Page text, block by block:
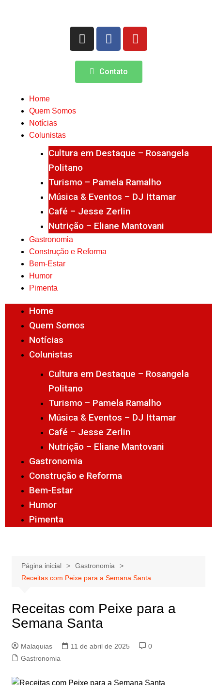
Contato
Home
Quem Somos
Notícias
Colunistas
Cultura em Destaque – Rosangela
Politano
Turismo – Pamela Ramalho
Música & Eventos – DJ Ittamar
Café – Jesse Zerlin
Nutrição – Eliane Mantovani
Gastronomia
Construção e Reforma
Bem-Estar
Humor
Pimenta
Home
Quem Somos
Notícias
Colunistas
Cultura em Destaque – Rosangela
Politano
Turismo – Pamela Ramalho
Música & Eventos – DJ Ittamar
Café – Jesse Zerlin
Nutrição – Eliane Mantovani
Gastronomia
Construção e Reforma
Bem-Estar
Humor
Pimenta
Página inicial
Gastronomia
Receitas com Peixe para a Semana Santa
Receitas com Peixe para a
Semana Santa
Malaquias 11 de abril de 2025
0
Gastronomia